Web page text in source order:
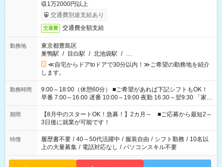
収1万2000円以上
交通費別途支給あり
交通費 交通費全額支給
勤務地
東京都豊島区
巣鴨駅 / 目白駅 / 北池袋駅 / …
≪自宅からドアtoドアで30分以内！≫ご希望の勤務地を紹介
します。
勤務時間
9:00～18:00（休憩60分） ■ご希望があれば下記シフトもOK！
早番 7:00～16:00 遅番 10:00～19:00 夜勤 16:30～翌9:30 「家族
と休みを合わせたい」 「余裕を持って夕飯の準備がしたい」
「できれば残業はしたくない」 など、ご希望を教えてください
ね。 ※Wワーク希望の方へ 今ご覧のお仕事で希望する勤務時間
と、もう1つのお仕事の勤務時間。 合計で週40時間を超える場
合は応募できません。
期間
【8月中のスタートOK！急募！】2カ月～ ■ご応募から最短2～
3日後に就業が可能です！
特徴 履歴書不要 / 40～50代活躍中 / 服装自由 / シフト勤務 / 10名以
上の大量募集 / 電話対応なし / パソコンスキル不要